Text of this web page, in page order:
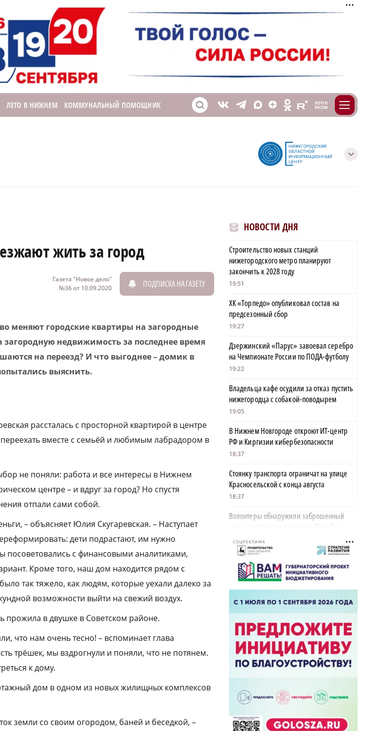
ЛЕТО В НИЖНЕМ КОММУНАЛЬНЫЙ ПОМОЩНИК S V T X Z O E m
с
жить за город
Газета "Новое дело"
№36 от 10.09.2020
ПОДПИСКА НА ГАЗЕТУ
меняют городские квартиры на загородные
загородную недвижимость за последнее время
на переезд? И что выгоднее – домик в
выяснить.
рассталась с просторной квартирой в центре
вместе с семьёй и любимым лабрадором в
не поняли: работа и все интересы в Нижнем
центре – и вдруг за город? Но спустя
отпали сами собой.
– объясняет Юлия Скугаревская. – Наступает
дети подрастают, им нужно
посоветовались с финансовыми аналитиками,
Кроме того, наш дом находится рядом с
так тяжело, как людям, которые уехали далеко за
возможности выйти на свежий воздух.
прожила в двушке в Советском районе.
что нам очень тесно! – вспоминает глава
трёшек, мы вздрогнули и поняли, что не потянем.
к дому.
дом в одном из новых жилищных комплексов
земли со своим огородом, баней и беседкой, –
НОВОСТИ ДНЯ
Строительство новых станций
нижегородского метро планируют
закончить к 2028 году
19:51
ХК «Торпедо» опубликовал состав на
предсезонный сбор
19:27
Дзержинский «Парус» завоевал серебро
на Чемпионате России по ПОДА-футболу
19:22
Владельца кафе осудили за отказ пустить
нижегородца с собакой-поводырем
19:05
В Нижнем Новгороде откроют ИТ-центр
РФ и Киргизии кибербезопасности
18:37
Стоянку транспорта ограничат на улице
Красносельской с конца августа
18:37
Волонтеры обнаружили заброшенный
дом, в котором живет около 20 собак и
щенков
18:02
В Нижегородской области наградили
более 40 организаций к Дню строителя
17:57
Садыр Жапаров и Глеб Никитин провели
рабочую встречу в Киргизии
17:38
Названы причины и последствия
инцидента с сельскохозяйственными
дронами в Ворсме
17:29
СОЦРЕКЛАМА